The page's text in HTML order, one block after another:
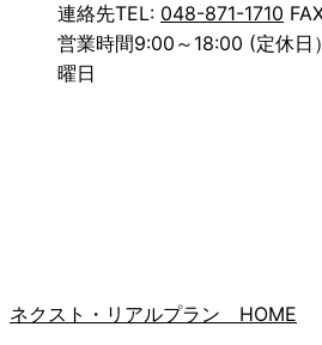
連絡先TEL: 048-871-1710
営業時間9:00～18:00 (定休日
曜日
ネクスト・リアルプラン HOME